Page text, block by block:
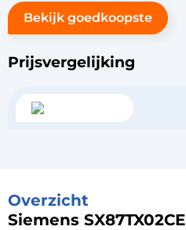
Bekijk goedkoopste
Prijsvergelijking
Overzicht
Siemens SX87TX02CE